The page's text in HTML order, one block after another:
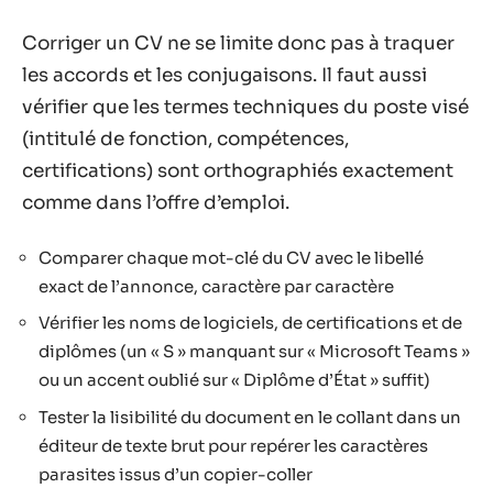
Corriger un CV ne se limite donc pas à traquer
les accords et les conjugaisons. Il faut aussi
vérifier que les termes techniques du poste visé
(intitulé de fonction, compétences,
certifications) sont orthographiés exactement
comme dans l’offre d’emploi.
Comparer chaque mot-clé du CV avec le libellé
exact de l’annonce, caractère par caractère
Vérifier les noms de logiciels, de certifications et de
diplômes (un « S » manquant sur « Microsoft Teams »
ou un accent oublié sur « Diplôme d’État » suffit)
Tester la lisibilité du document en le collant dans un
éditeur de texte brut pour repérer les caractères
parasites issus d’un copier-coller